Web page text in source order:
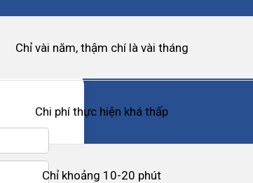
Chỉ vài năm, thậm chí là vài tháng
Chi phí thực hiện khá thấp
Chỉ khoảng 10-20 phút